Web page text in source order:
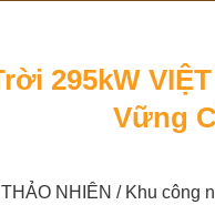
295kW
Vững
NHIÊN / Khu công